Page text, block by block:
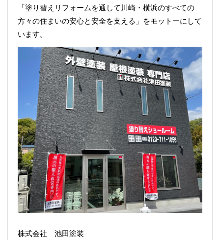
「塗り替えリフォームを通して川崎・横浜のすべての
方々の住まいの安心と安全を支える」をモットーにして
います。
株式会社 池田塗装